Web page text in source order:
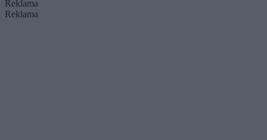
Reklama
Reklama